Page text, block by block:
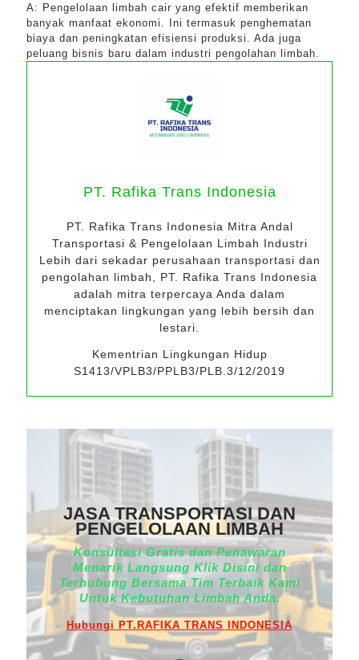
A: Pengelolaan limbah cair yang efektif memberikan
banyak manfaat ekonomi. Ini termasuk penghematan
biaya dan peningkatan efisiensi produksi. Ada juga
peluang bisnis baru dalam industri pengolahan limbah.
PT. Rafika Trans Indonesia
PT. Rafika Trans Indonesia Mitra Andal
Transportasi & Pengelolaan Limbah Industri
Lebih dari sekadar perusahaan transportasi dan
pengolahan limbah, PT. Rafika Trans Indonesia
adalah mitra terpercaya Anda dalam
menciptakan lingkungan yang lebih bersih dan
lestari.
Kementrian Lingkungan Hidup
S1413/VPLB3/PPLB3/PLB.3/12/2019
JASA TRANSPORTASI DAN
PENGELOLAAN LIMBAH
Konsultasi Gratis dan Penawaran
Menarik Langsung Klik Disini dan
Terhubung Bersama Tim Terbaik Kami
Untuk Kebutuhan Limbah Anda.
Hubungi PT.RAFIKA TRANS INDONESIA